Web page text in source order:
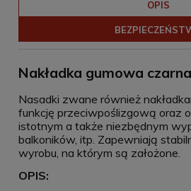
OPIS
Nakładka gumowa
Nasadki zwane również
funkcję przeciwpoślizgową oraz
istotnym a także niezbędnym
balkoników, itp. Zapewniają
wyrobu, na którym są założone.
OPIS: